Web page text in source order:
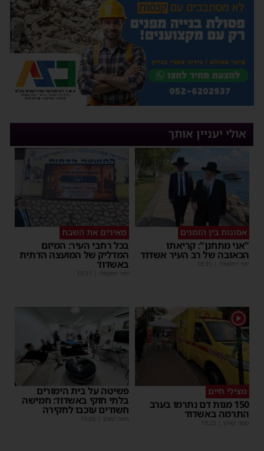
אולי יעניין אותך
אסונות בין הזמנים
"אני מתחנן": קריאתו
הכאובה של רב העיר אשדוד
יוסי יחזקאלי |
18:35
מאירים את השבת
בכל רחבי העיר: המיזם
המדליק של המועצה הדתית
באשדוד
יוסי יחזקאלי |
18:31
מצילי חיים
150 מנות דם נתרמו בערב
התרמה באשדוד
משה קאהן |
18:25
פשיטה על בית הימורים
בלתי חוקי באשדוד: חמישה
חשודים עוכבו לחקירה
משה קאהן |
16:06